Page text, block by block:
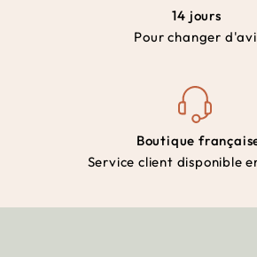
14 jours
Pour changer
Boutique
Service client disponible